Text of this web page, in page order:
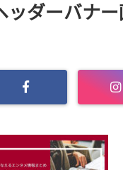
ッダーバナ